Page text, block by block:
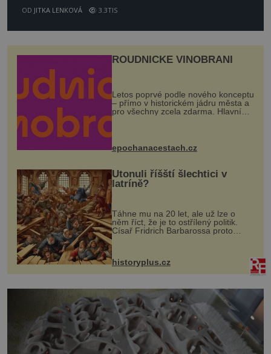
OD JITKA LENKOVÁ 3.3TIS
ROUDNICKÉ VINOBRANÍ
Letos poprvé podle nového konceptu
– přímo v historickém jádru města a
pro všechny zcela zdarma. Hlavní
program se odehraje na Karlově a
mohou těšit na víno, burčák, pes...
epochanacestach.cz
Utonuli říšští šlechtici v
latríně?
Táhne mu na 20 let, ale už lze o
něm říct, že je to ostřílený politik.
Císař Fridrich Barbarossa proto
posílá svého syna a dědice Jindřicha
VI. do Erfurtu, aby se stal
prostředníkem při řešení sporu m...
historyplus.cz